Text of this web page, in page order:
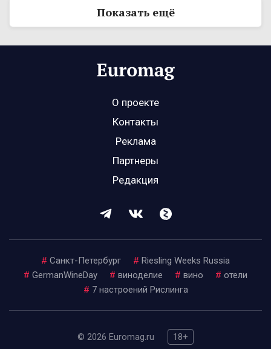
Показать ещё
О проекте
Контакты
Реклама
Партнеры
Редакция
# Санкт-Петербург # Riesling Weeks Russia
# GermanWineDay # виноделие # вино # отели
# 7 настроений Рислинга
© 2026 Euromag.ru
18+